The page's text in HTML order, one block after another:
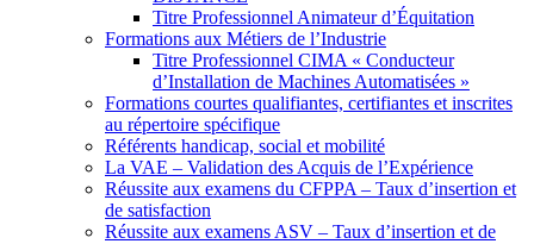
Titre Professionnel Animateur d’Équitation
Formations aux Métiers de l’Industrie
Titre Professionnel CIMA « Conducteur
d’Installation de Machines Automatisées »
Formations courtes qualifiantes, certifiantes et inscrites
au répertoire spécifique
Référents handicap, social et mobilité
La VAE – Validation des Acquis de l’Expérience
Réussite aux examens du CFPPA – Taux d’insertion et
de satisfaction
Réussite aux examens ASV – Taux d’insertion et de